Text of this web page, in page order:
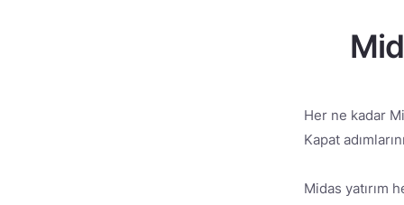
Her ne kadar
Kapat
Midas yatırım